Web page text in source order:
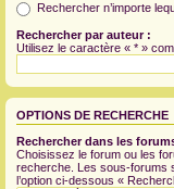
Rechercher n’importe
Rechercher par auteur :
Utilisez le caractère « * »
OPTIONS DE RECHERCHE
Rechercher dans les
Choisissez le forum ou les
recherche. Les sous-forums
l’option ci-dessous «